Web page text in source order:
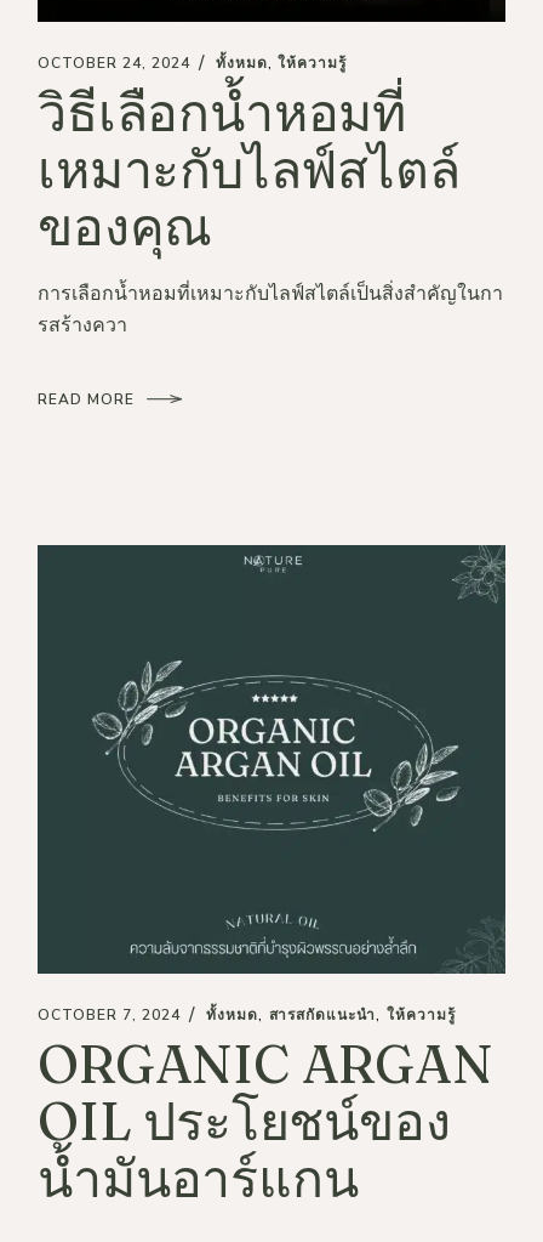
OCTOBER 24, 2024 ทั้งหมด ให้ความรู้
วิธีเลือกน้ำหอมที่
เหมาะกับไลฟ์สไตล์
ของคุณ
การเลือกน้ำหอมที่เหมาะกับไลฟ์สไตล์เป็นสิ่งสำคัญในกา
รสร้างควา
READ MORE
OCTOBER 7, 2024 ทั้งหมด สารสกัดแนะนำ ให้ความรู้
ORGANIC ARGAN
OIL ประโยชน์ของ
น้ำมันอาร์แกน